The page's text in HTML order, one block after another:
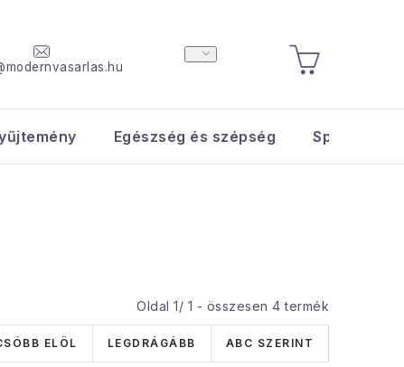
KOSÁR
Egészség és szépség Sport és
Oldal 1/ 1 - összesen 4 termék
ELÖL LEGDRÁGÁBB ABC SZERINT